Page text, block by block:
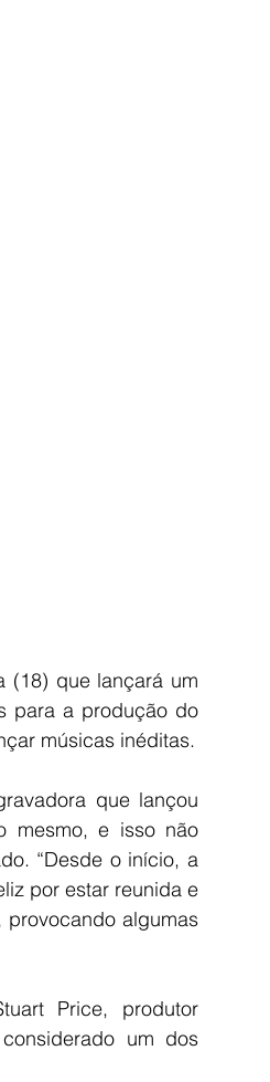
(18) que lançará um
para a produção do
músicas inéditas.
que lançou
mesmo, e isso não
“Desde o início, a
por estar reunida e
provocando algumas
Price, produtor
um dos